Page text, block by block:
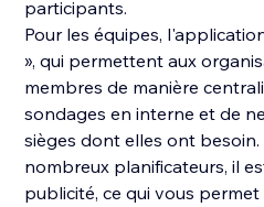
participants.
Pour les équipes,
», qui permettent aux
membres de manière
sondages en interne et de
sièges dont elles ont
nombreux planificateurs, il
publicité, ce qui vous